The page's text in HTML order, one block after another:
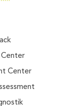
Center
Center